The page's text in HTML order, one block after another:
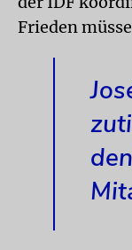
Frieden